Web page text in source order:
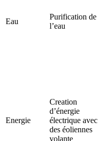
Eau
Purification de
l’eau
Energie
Creation
d’énergie
électrique avec
des éoliennes
volante